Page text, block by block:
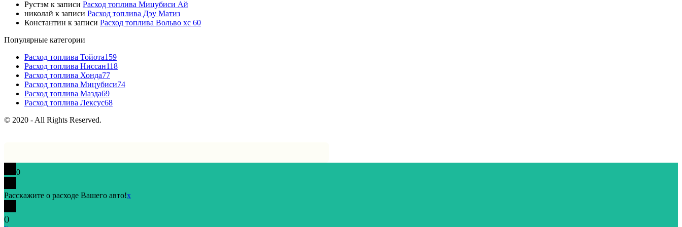
Рустэм к записи Расход топлива Мицубиси Ай
николай к записи Расход топлива Дэу Матиз
Константин к записи Расход топлива Вольво хс 60
Популярные категории
Расход топлива Тойота159
Расход топлива Ниссан118
Расход топлива Хонда77
Расход топлива Мицубиси74
Расход топлива Мазда69
Расход топлива Лексус68
© 2020 - All Rights Reserved.
0
Расскажите о расходе Вашего авто!x
()